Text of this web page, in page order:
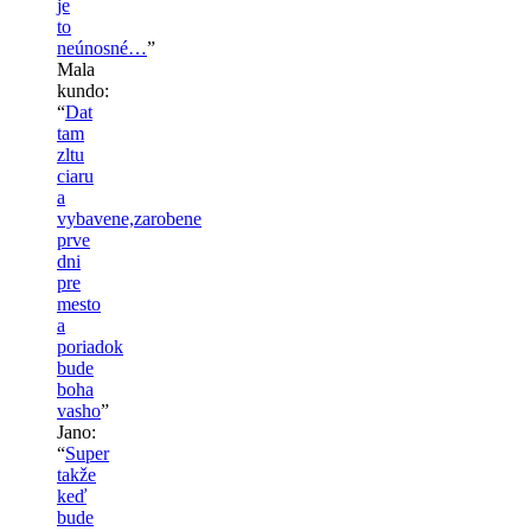
je
to
neúnosné…”
Mala
kundo:
“Dat
tam
zltu
ciaru
a
vybavene,zarobene
prve
dni
pre
mesto
a
poriadok
bude
boha
vasho”
Jano:
“Super
takže
keď
bude